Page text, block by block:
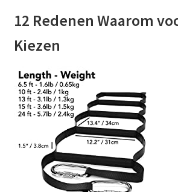
12 Redenen Waarom
Kiezen